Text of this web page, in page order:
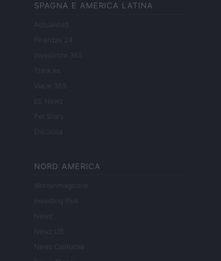
SPAGNA E AMERICA LATINA
Actualidad
Finanzas 24
Investindo 365
Think.es
Viajar 365
ES Newz
Pet Story
Encocina
NORD AMERICA
Womanmagazine
Investing Plus
Newz
Newz US
Newz California